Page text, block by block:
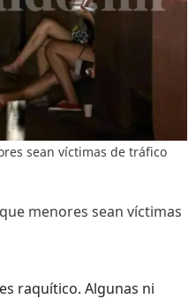
sean víctimas de tráfico
menores sean víctimas
raquítico. Algunas ni